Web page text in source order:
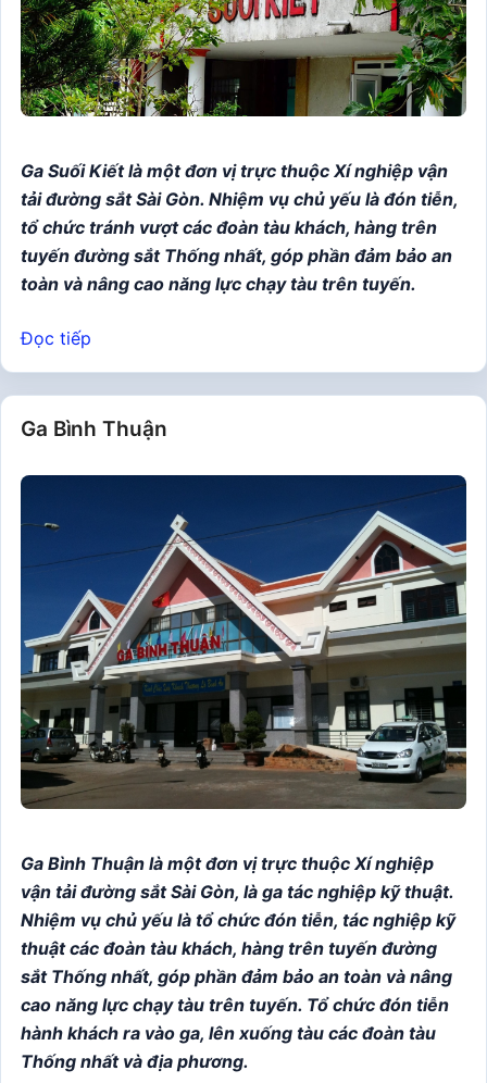
Ga Suối Kiết là một đơn vị trực thuộc Xí nghiệp vận
tải đường sắt Sài Gòn. Nhiệm vụ chủ yếu là đón tiễn,
tổ chức tránh vượt các đoàn tàu khách, hàng trên
tuyến đường sắt Thống nhất, góp phần đảm bảo an
toàn và nâng cao năng lực chạy tàu trên tuyến.
Đọc tiếp
Ga Bình Thuận
Ga Bình Thuận là một đơn vị trực thuộc Xí nghiệp
vận tải đường sắt Sài Gòn, là ga tác nghiệp kỹ thuật.
Nhiệm vụ chủ yếu là tổ chức đón tiễn, tác nghiệp kỹ
thuật các đoàn tàu khách, hàng trên tuyến đường
sắt Thống nhất, góp phần đảm bảo an toàn và nâng
cao năng lực chạy tàu trên tuyến. Tổ chức đón tiễn
hành khách ra vào ga, lên xuống tàu các đoàn tàu
Thống nhất và địa phương.